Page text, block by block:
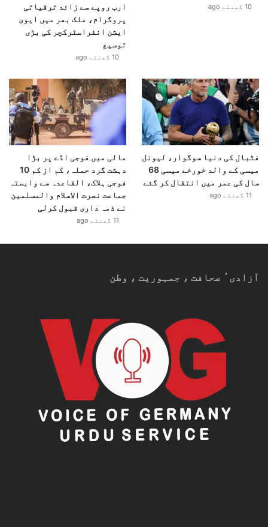
10 گھنٹے ago
ارب روپے سے زائد ترقیاتی
پروگرام، ملک بھر میں ایوی
ایشن انفراسٹرکچر کی بڑی
توسیع
10 گھنٹے ago
فٹبال کی دنیا سوگوار، لیونل
میسی کے والد خورخے میسی 68
سال کی عمر میں انتقال کر گئے
11 گھنٹے ago
مالی میں فوجی اڈے پر بڑا
دہشت گرد حملہ، کم از کم 10
فوجی ہلاک، القاعدہ سے وابستہ
جماعت نصرت الاسلام والمسلمین
نے ذمہ داری قبول کرلی
11 گھنٹے ago
آزادیٴ صحافت ، جمہوریت ، وطن